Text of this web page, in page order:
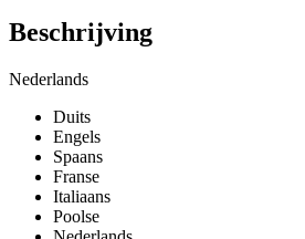
Beschrijving
Nederlands
Duits
Engels
Spaans
Franse
Italiaans
Poolse